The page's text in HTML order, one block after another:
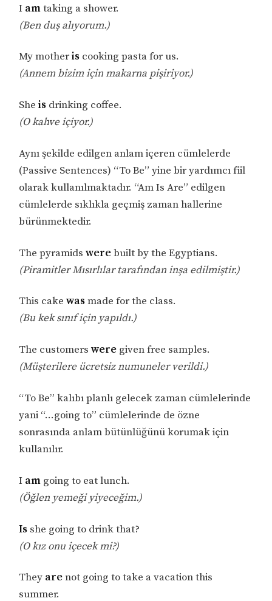
I amtaking a shower.
(Ben duş alıyorum.)
My motheris cooking pasta for us.
(Annem bizim için makarna pişiriyor.)
Sheis drinking coffee.
(O kahve içiyor.)
Aynı şekilde edilgen anlam içeren cümlelerde
(Passive Sentences) “To Be” yine bir yardımcı fiil
olarak kullanılmaktadır. “Am Is Are” edilgen
cümlelerde sıklıkla geçmiş zaman hallerine
bürünmektedir.
The pyramidswerebuilt by the Egyptians.
(Piramitler Mısırlılar tarafından inşa edilmiştir.)
This cakewasmade for the class.
(Bu kek sınıf için yapıldı.)
The customerswere given free samples.
(Müşterilere ücretsiz numuneler verildi.)
“To Be” kalıbı planlı gelecek zaman cümlelerinde
yani “…going to” cümlelerinde de özne
sonrasında anlam bütünlüğünü korumak için
kullanılır.
I am going to eat lunch.
(Öğlen yemeği yiyeceğim.)
Is she going to drink that?
(O kız onu içecek mi?)
They arenot going to take a vacation this
summer.